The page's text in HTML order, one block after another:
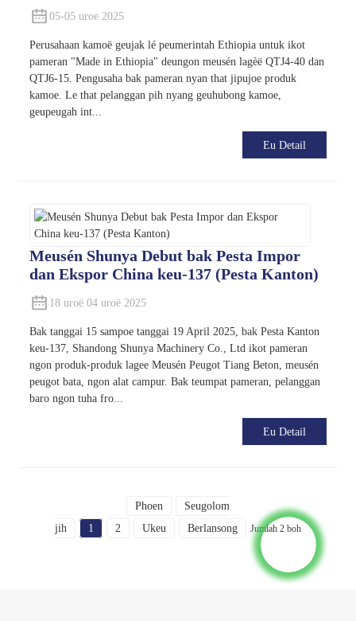
05-05 uroe 2025
Perusahaan kamoë geujak lé peumerintah Ethiopia untuk ikot
pameran "Made in Ethiopia" deungon meusén lagèë QTJ4-40 dan
QTJ6-15. Pengusaha bak pameran nyan that jipujoe produk
kamoe. Le that pelanggan pih nyang geuhubong kamoe,
geupeugah int...
Eu Detail
Meusén Shunya Debut bak Pesta Impor
dan Ekspor China keu-137 (Pesta Kanton)
18 uroë 04 uroë 2025
Bak tanggai 15 sampoe tanggai 19 April 2025, bak Pesta Kanton
keu-137, Shandong Shunya Machinery Co., Ltd ikot pameran
ngon produk-produk lagee Meusén Peugot Tiang Beton, meusén
peugot bata, ngon alat campur. Bak teumpat pameran, pelanggan
baro ngon tuha fro...
Eu Detail
Phoen
Seugolom
jih
1 2 Ukeu Berlansong Jumlah 2 boh